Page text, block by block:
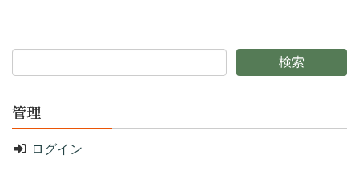
管理
ログイン